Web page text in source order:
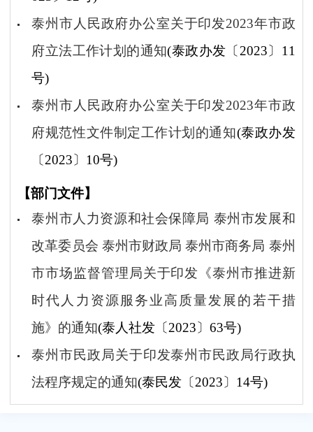
泰州市人民政府办公室关于印发2023年市政
府立法工作计划的通知(泰政办发〔2023〕11
号)
泰州市人民政府办公室关于印发2023年市政
府规范性文件制定工作计划的通知(泰政办发
〔2023〕10号)
【部门文件】
泰州市人力资源和社会保障局 泰州市发展和
改革委员会 泰州市财政局 泰州市商务局 泰州
市市场监督管理局关于印发《泰州市推进新
时代人力资源服务业高质量发展的若干措
施》的通知(泰人社发〔2023〕63号)
泰州市民政局关于印发泰州市民政局行政执
法程序规定的通知(泰民发〔2023〕14号)